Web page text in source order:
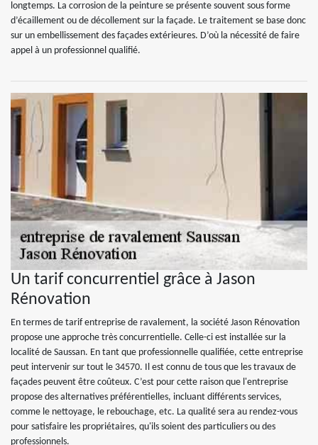
longtemps. La corrosion de la peinture se présente souvent sous forme
d’écaillement ou de décollement sur la façade. Le traitement se base donc
sur un embellissement des façades extérieures. D’où la nécessité de faire
appel à un professionnel qualifié.
Un tarif concurrentiel grâce à Jason
Rénovation
En termes de tarif entreprise de ravalement, la société Jason Rénovation
propose une approche très concurrentielle. Celle-ci est installée sur la
localité de Saussan. En tant que professionnelle qualifiée, cette entreprise
peut intervenir sur tout le 34570. Il est connu de tous que les travaux de
façades peuvent être coûteux. C’est pour cette raison que l'entreprise
propose des alternatives préférentielles, incluant différents services,
comme le nettoyage, le rebouchage, etc. La qualité sera au rendez-vous
pour satisfaire les propriétaires, qu'ils soient des particuliers ou des
professionnels.